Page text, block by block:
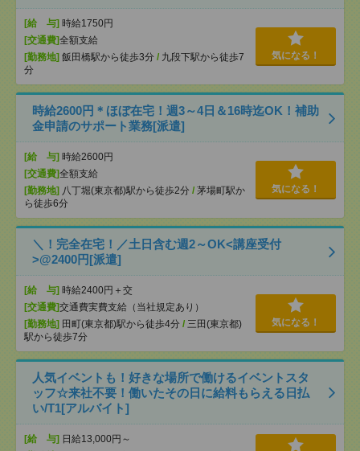
[給 与] 時給1750円
[交通費]全額支給
[勤務地] 飯田橋駅から徒歩3分 / 九段下駅から徒歩7
分
気になる！
時給2600円＊ほぼ在宅！週3～4日＆16時迄OK！補助
金申請のサポート業務[派遣]
[給 与] 時給2600円
[交通費]全額支給
[勤務地] 八丁堀(東京都)駅から徒歩2分 / 茅場町駅か
ら徒歩6分
気になる！
＼！完全在宅！／土日含む週2～OK<講座受付
>@2400円[派遣]
[給 与] 時給2400円＋交
[交通費]交通費実費支給（当社規定あり）
[勤務地] 田町(東京都)駅から徒歩4分 / 三田(東京都)
駅から徒歩7分
気になる！
人気イベントも！好きな場所で働けるイベントスタ
ッフ☆来社不要！働いたその日に給料もらえる日払
い/T1[アルバイト]
[給 与] 日給13,000円～